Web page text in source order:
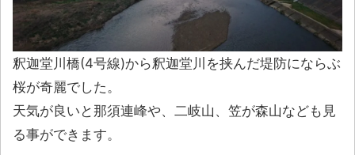
釈迦堂川橋(4号線)から釈迦堂川を挟んだ堤防にならぶ
桜が奇麗でした。
天気が良いと那須連峰や、二岐山、笠が森山なども見
る事ができます。